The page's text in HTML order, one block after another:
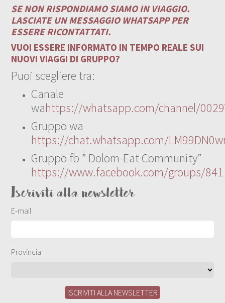
SE NON RISPONDIAMO SIAMO IN VIAGGIO.
LASCIATE UN MESSAGGIO WHATSAPP PER
ESSERE RICONTATTATI.
VUOI ESSERE INFORMATO IN TEMPO REALE SUI
NUOVI VIAGGI DI GRUPPO?
Puoi scegliere tra:
Canale
wahttps://whatsapp.com/channel/
Gruppo wa
https://chat.whatsapp.com/
Gruppo fb ” Dolom-Eat Community”
https://www.facebook.com/groups/
Iscriviti alla newsletter
E-mail
Provincia